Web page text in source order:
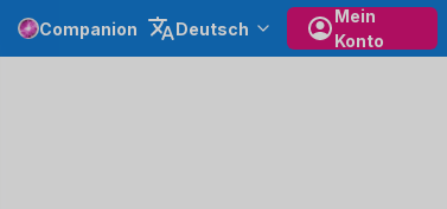
Companion Deutsch
Mein
Konto